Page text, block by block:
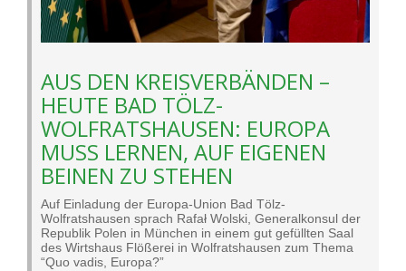
AUS DEN KREISVERBÄNDEN –
HEUTE BAD TÖLZ-
WOLFRATSHAUSEN: EUROPA
MUSS LERNEN, AUF EIGENEN
BEINEN ZU STEHEN
Auf Einladung der Europa-Union Bad Tölz-
Wolfratshausen sprach Rafał Wolski, Generalkonsul der
Republik Polen in München in einem gut gefüllten Saal
des Wirtshaus Flößerei in Wolfratshausen zum Thema
“Quo vadis, Europa?”